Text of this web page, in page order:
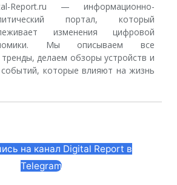
Report.ru — информационно-
портал, который
изменения цифровой
Мы описываем все
тренды, делаем обзоры устройств и
событий, которые влияют на жизнь
на канал Digital Report в
Telegram